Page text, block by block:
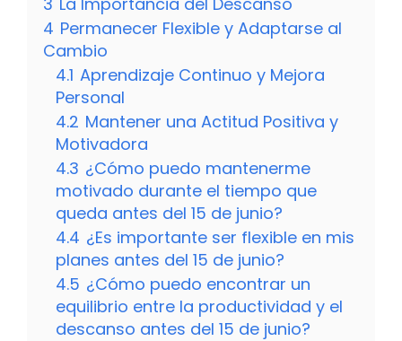
4 Permanecer Flexible y Adaptarse al
Cambio
4.1 Aprendizaje Continuo y Mejora
Personal
4.2 Mantener una Actitud Positiva y
Motivadora
4.3 ¿Cómo puedo mantenerme
motivado durante el tiempo que
queda antes del 15 de junio?
4.4 ¿Es importante ser flexible en mis
planes antes del 15 de junio?
4.5 ¿Cómo puedo encontrar un
equilibrio entre la productividad y el
descanso antes del 15 de junio?